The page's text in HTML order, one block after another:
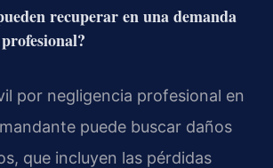
recuperar en una demanda
por negligencia profesional en
puede buscar daños
que incluyen las pérdidas